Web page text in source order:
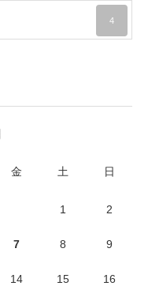
4
金 土 日
1 2
7 8 9
14 15 16